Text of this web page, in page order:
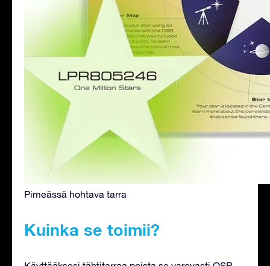
Pimeässä hohtava tarra
Kuinka se toimii?